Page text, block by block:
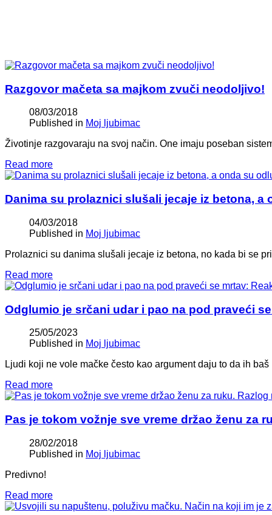
Razgovor mačeta sa majkom zvuči neodoljivo!
08/03/2018
Published in Moj ljubimac
Životinje razgovaraju na svoj način. One imaju poseban
Read more
Danima su prolaznici slušali jecaje iz betona,
04/03/2018
Published in Moj ljubimac
Prolaznici su danima slušali jecaje iz betona, no kada bi se
Read more
Odglumio je srčani udar i pao na pod praveći
25/05/2023
Published in Moj ljubimac
Ljudi koji ne vole mačke često kao argument daju to da ih
Read more
Pas je tokom vožnje sve vreme držao ženu za
28/02/2018
Published in Moj ljubimac
Predivno!
Read more